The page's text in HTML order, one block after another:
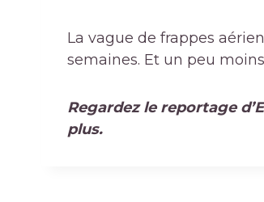
La vague de frappes
semaines. Et un peu
Regardez le reportage
plus.